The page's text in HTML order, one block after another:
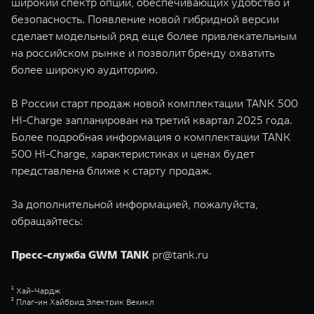
безопасность. Появление новой гибридной версии
сделает модельный ряд еще более привлекательным
на российском рынке и позволит бренду охватить
более широкую аудиторию.
В России старт продаж новой комплектации TANK 500
Hi-Charge запланирован на третий квартал 2025 года.
Более подробная информация о комплектации TANK
500 Hi-Charge, характеристиках и ценах будет
представлена ближе к старту продаж.
За дополнительной информацией, пожалуйста,
обращайтесь:
Пресс-служба GWM TANK pr@tank.ru
¹ Хай-Чардж
² Плаг-ин Хайбрид Электрик Вехикл